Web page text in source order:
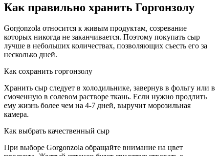
Как правильно хранить Горгонзолу
Gorgonzola относится к живым продуктам, созревание
которых никогда не заканчивается. Поэтому покупать сыр
лучше в небольших количествах, позволяющих съесть его за
несколько дней.
Как сохранить горгонзолу
Хранить сыр следует в холодильнике, завернув в фольгу или в
смоченную в солевом растворе ткань. Если нужно продлить
ему жизнь более чем на 4-7 дней, выручит морозильная
камера.
Как выбрать качественный сыр
При выборе Gorgonzola обращайте внимание на цвет